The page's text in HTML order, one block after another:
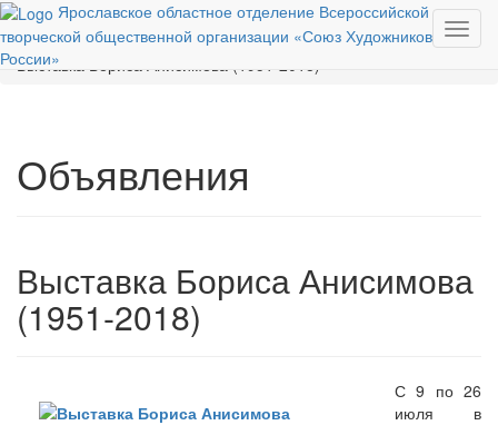
Ярославское областное отделение Всероссийской
творческой общественной организации «Союз Художников
России»
Вы здесь:Главная События Объявления Главная Афиша
Выставка Бориса Анисимова (1951-2018)
Объявления
Выставка Бориса Анисимова
(1951-2018)
С 9 по 26
июля в